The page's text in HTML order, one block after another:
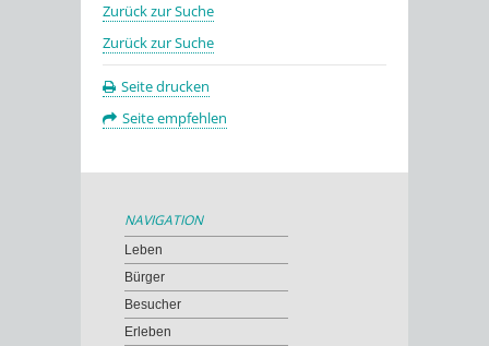
Zurück zur Suche
Zurück zur Suche
Seite drucken
Seite empfehlen
NAVIGATION
Leben
Bürger
Besucher
Erleben